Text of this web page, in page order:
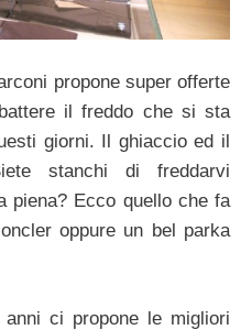
propone super offerte
il freddo che si sta
giorni. Il ghiaccio ed il
stanchi di freddarvi
piena? Ecco quello che fa
oppure un bel parka
ci propone le migliori